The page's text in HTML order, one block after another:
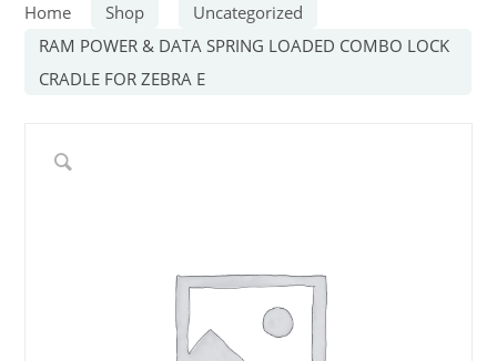
Home Shop
Uncategorized
RAM POWER & DATA SPRING LOADED COMBO LOCK
CRADLE FOR ZEBRA E